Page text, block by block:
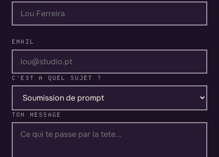
EMAIL
C'EST A QUEL SUJET ?
TON MESSAGE